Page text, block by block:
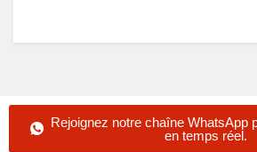
Rejoignez notre chaîne WhatsApp
en temps réel.